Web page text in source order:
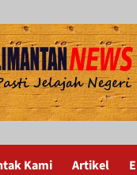
Kami Artikel